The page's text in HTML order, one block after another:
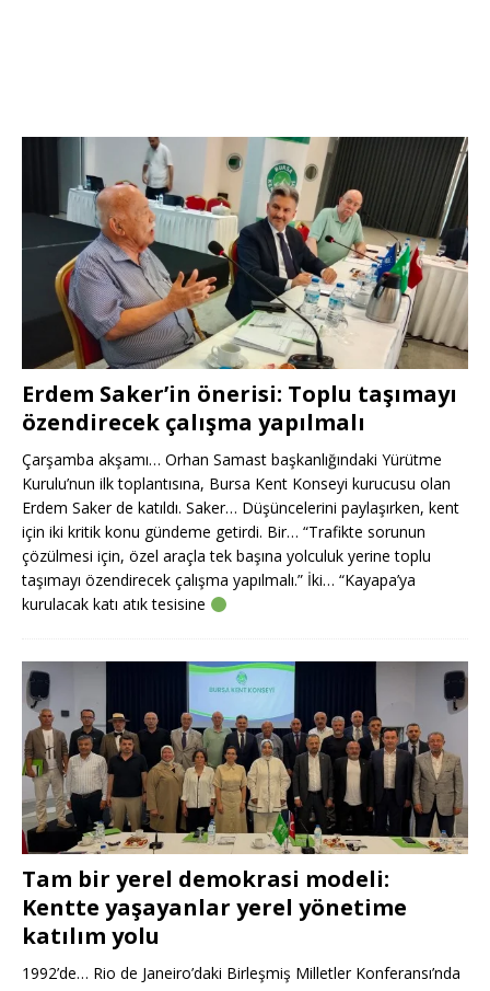
Erdem Saker’in önerisi: Toplu taşımayı
özendirecek çalışma yapılmalı
Çarşamba akşamı… Orhan Samast başkanlığındaki Yürütme
Kurulu’nun ilk toplantısına, Bursa Kent Konseyi kurucusu olan
Erdem Saker de katıldı. Saker… Düşüncelerini paylaşırken, kent
için iki kritik konu gündeme getirdi. Bir… “Trafikte sorunun
çözülmesi için, özel araçla tek başına yolculuk yerine toplu
taşımayı özendirecek çalışma yapılmalı.” İki… “Kayapa’ya
kurulacak katı atık tesisine
Tam bir yerel demokrasi modeli:
Kentte yaşayanlar yerel yönetime
katılım yolu
1992’de… Rio de Janeiro’daki Birleşmiş Milletler Konferansı’nda